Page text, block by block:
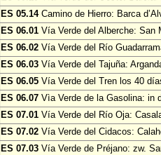
ES 05.14Camino de Hierro: Barca
ES 06.01 Vía Verde del Alberche: San
ES 06.02 Vía Verde del Río
ES 06.03 Vía Verde del Tajuña:
ES 06.05 Vía Verde del Tren los 40
ES 06.07 Vìa Verde de la Gasolina: in
ES 07.01 Vía Verde del Río Oja:
ES 07.02 Vía Verde del Cidacos:
ES 07.03 Vía Verde de Préjano: zw.